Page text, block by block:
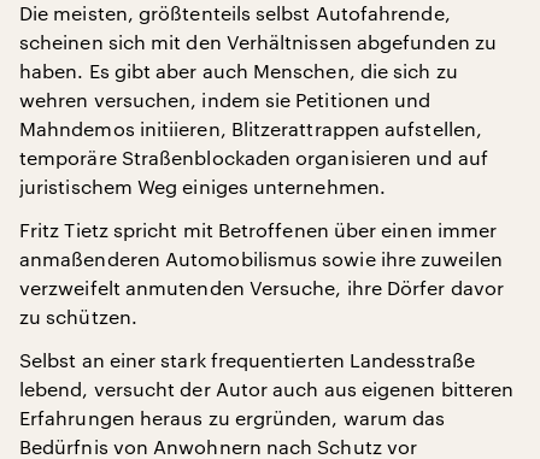
Die meisten, größtenteils selbst Autofahrende,
scheinen sich mit den Verhältnissen abgefunden zu
haben. Es gibt aber auch Menschen, die sich zu
wehren versuchen, indem sie Petitionen und
Mahndemos initiieren, Blitzerattrappen aufstellen,
temporäre Straßenblockaden organisieren und auf
juristischem Weg einiges unternehmen.
Fritz Tietz spricht mit Betroffenen über einen immer
anmaßenderen Automobilismus sowie ihre zuweilen
verzweifelt anmutenden Versuche, ihre Dörfer davor
zu schützen.
Selbst an einer stark frequentierten Landesstraße
lebend, versucht der Autor auch aus eigenen bitteren
Erfahrungen heraus zu ergründen, warum das
Bedürfnis von Anwohnern nach Schutz vor